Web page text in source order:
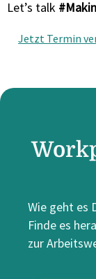
Let’s talk
Jetzt Termin
Wie geht es
Finde es
zur